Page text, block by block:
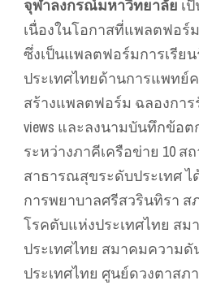
จุฬาลงกรณ์มหาวิทยาลัย เ
เนื่องในโอกาสที่แพลตฟอร์ม
ซึ่งเป็นแพลตฟอร์มการเรีย
ประเทศไทยด้านการแพทย์
สร้างแพลตฟอร์ม ฉลองการ
views และลงนามบันทึกข้อต
ระหว่างภาคีเครือข่าย 10
สาธารณสุขระดับประเทศ
การพยาบาลศรีสวรินทิรา
โรคตับแห่งประเทศไทย ส
ประเทศไทย สมาคมความ
ประเทศไทย ศูนย์ดวงตาสภ